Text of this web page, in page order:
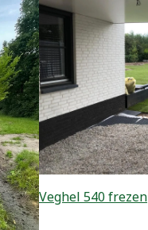
Veghel 540 frezen